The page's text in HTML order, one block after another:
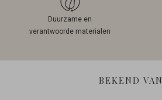
Duurzame en
verantwoorde materialen
BEKEND VAN